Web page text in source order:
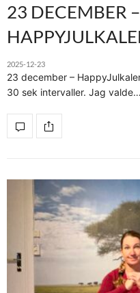
23 DECEMBER –
2025-12-23
23 december –
30 sek intervaller. Jag valde…